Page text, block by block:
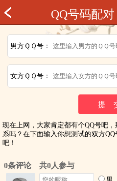
QQ号码配对
男方ＱＱ号：
女方ＱＱ号：
现在上网，大家肯定都有个QQ号吧
系吗？在下面输入你想测试的双方
吧！